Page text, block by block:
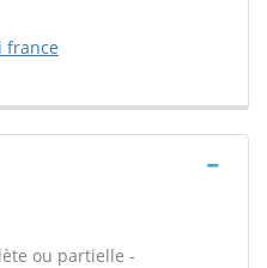
france
ou partielle -